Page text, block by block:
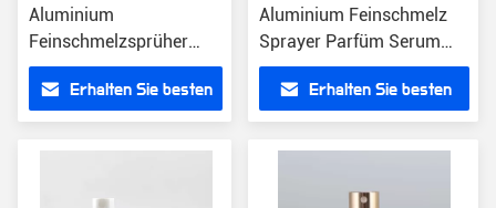
Aluminium
Feinschmelzsprüher
Schmelzbläser Sprüher
Mini Sprühpumpe
Erhalten Sie besten
Aluminium Feinschmelz
Sprayer Parfüm Serum
Toner Pumpe Dispenser
Erhalten Sie besten